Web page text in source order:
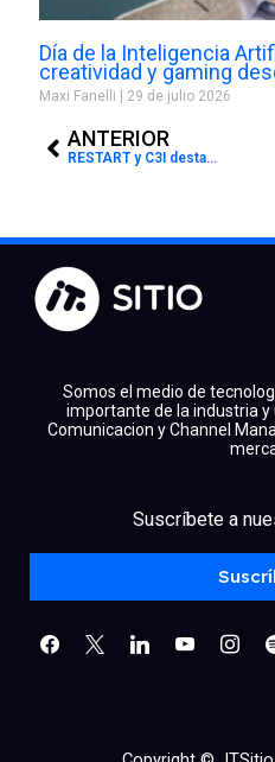
Día de la Inteligencia
creatividad y gaming
Maxi Fanelli 29 de julio 2026
ANTERIOR
RESTART y C3I destacan desafíos del canal IT y el impacto de la IA en XChange LATAM Cono Sur 2026
Somos el medio de
importante de la industria y
Comunicacion y Channel
Suscríbete a
linkedinyoutube